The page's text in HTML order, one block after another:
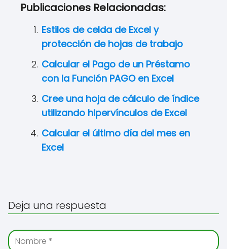
Publicaciones Relacionadas:
Estilos de celda de Excel y
protección de hojas de trabajo
Calcular el Pago de un Préstamo
con la Función PAGO en Excel
Cree una hoja de cálculo de índice
utilizando hipervínculos de Excel
Calcular el último día del mes en
Excel
Deja una respuesta